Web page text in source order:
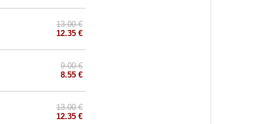
13.00 €
12.35 €
9.00 €
8.55 €
13.00 €
12.35 €